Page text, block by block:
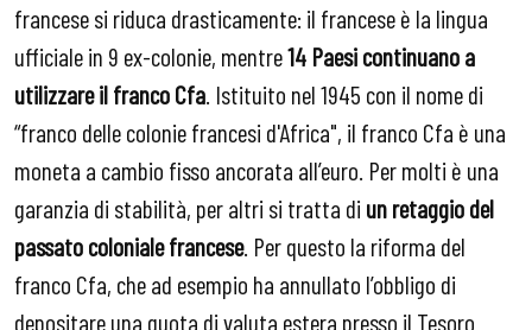
francese si riduca drasticamente: il francese è la lingua
ufficiale in 9 ex-colonie, mentre14 Paesi continuano a
utilizzare il franco Cfa . Istituito nel 1945 con il nome di
“franco delle colonie francesi d'Africa", il franco Cfa è una
moneta a cambio fisso ancorata all’euro. Per molti è una
garanzia di stabilità, per altri si tratta di un retaggio del
passato coloniale francese. Per questo la riforma del
franco Cfa, che ad esempio ha annullato l’obbligo di
depositare una quota di valuta estera presso il Tesoro